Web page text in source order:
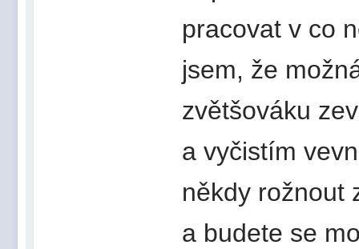
pracovat v co
jsem, že
zvětšováku
a vyčistím
někdy rožnout
a budete se